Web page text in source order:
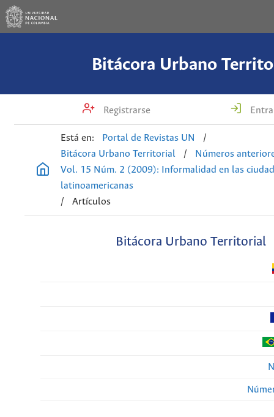
Bitácora Urbano
Registrarse
Está en: Portal de Revistas UN
/
Bitácora Urbano Territorial
/
Números
Vol. 15 Núm. 2 (2009): Informalidad en las
latinoamericanas
/
Artículos
Bitácora Urbano Territorial